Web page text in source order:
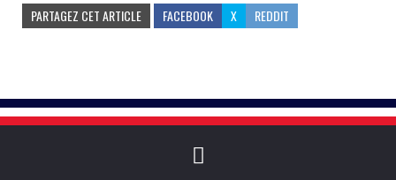
PARTAGEZ CET ARTICLE FACEBOOK X REDDIT